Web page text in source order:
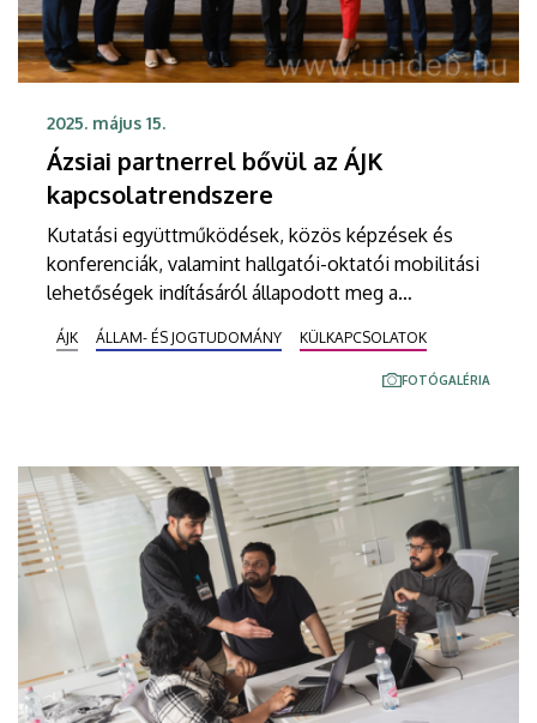
2025. május 15.
Ázsiai partnerrel bővül az ÁJK
kapcsolatrendszere
Kutatási együttműködések, közös képzések és
konferenciák, valamint hallgatói-oktatói mobilitási
lehetőségek indításáról állapodott meg a
Egyeteme. Vietnám második legnagyobb jogi
ÁJK ÁLLAM- ÉS JOGTUDOMÁNY KÜLKAPCSOLATOK
FOTÓGALÉRIA